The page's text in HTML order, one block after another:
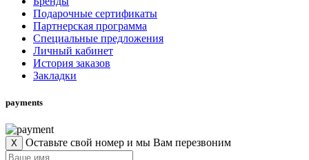
Подарочные сертификаты
Партнерская программа
Специальные предложения
Личный кабинет
История заказов
Закладки
payments
X Оставьте свой номер и мы Вам перезвоним